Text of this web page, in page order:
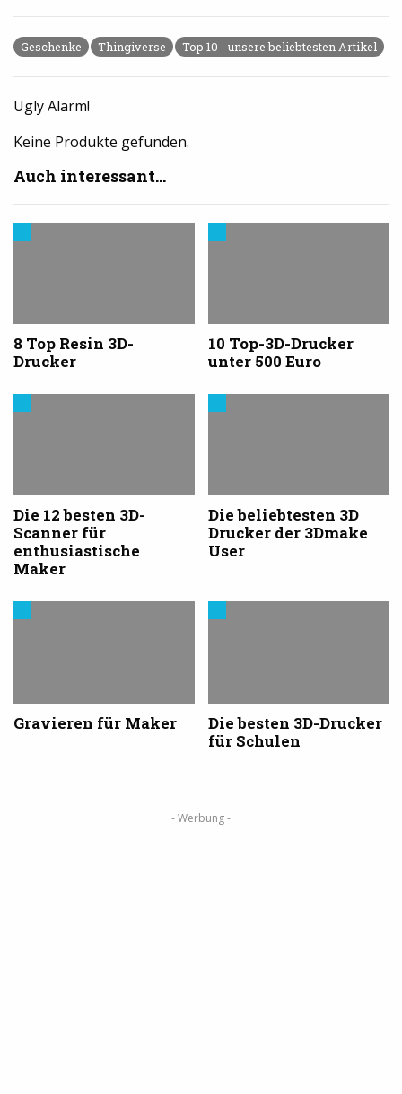
Geschenke Thingiverse Top 10 - unsere beliebtesten Artikel
Ugly Alarm!
Keine Produkte gefunden.
Auch interessant...
8 Top Resin 3D-
Drucker
10 Top-3D-Drucker
unter 500 Euro
Die 12 besten 3D-
Scanner für
enthusiastische
Maker
Die beliebtesten 3D
Drucker der 3Dmake
User
Gravieren für Maker
Die besten 3D-Drucker
für Schulen